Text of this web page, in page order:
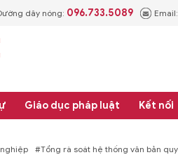
dây nóng: 096.733.5089 Email:
Giáo dục pháp luật Kết nối
#Tổng rà soát hệ thống văn bản